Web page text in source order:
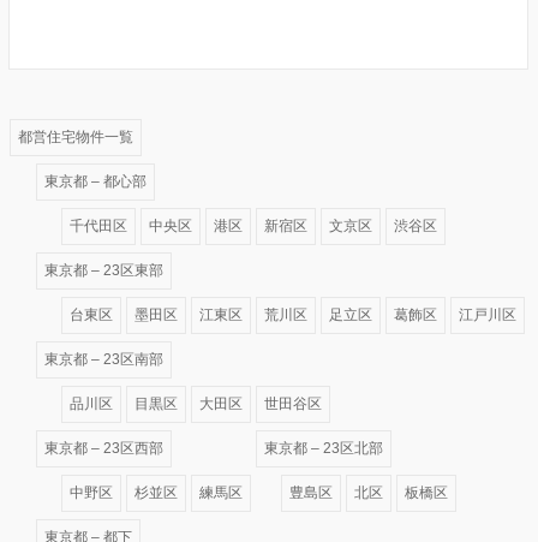
都営住宅物件一覧
東京都 – 都心部
千代田区 中央区 港区 新宿区 文京区 渋谷区
東京都 – 23区東部
台東区 墨田区 江東区 荒川区 足立区 葛飾区 江戸川区
東京都 – 23区南部
品川区 目黒区 大田区 世田谷区
東京都 – 23区西部
中野区 杉並区 練馬区
東京都 – 23区北部
豊島区 北区 板橋区
東京都 – 都下